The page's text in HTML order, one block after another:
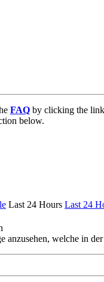
FAQ by clicking the
below.
Last 24 Hours Last 24
anzusehen, welche in